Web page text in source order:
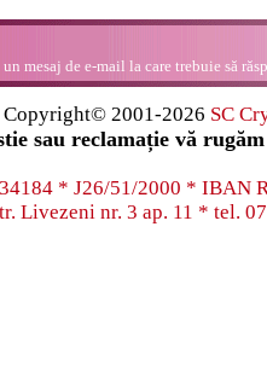
mesaj de e-mail la care trebuie să
Copyright© 2001-2026 SC
sau reclamație vă
* J26/51/2000 * IBAN
Livezeni nr. 3 ap. 11 * tel.